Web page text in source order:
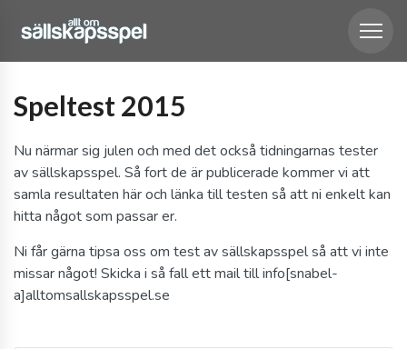
Speltest 2015
Nu närmar sig julen och med det också tidningarnas tester
av sällskapsspel. Så fort de är publicerade kommer vi att
samla resultaten här och länka till testen så att ni enkelt kan
hitta något som passar er.
Ni får gärna tipsa oss om test av sällskapsspel så att vi inte
missar något! Skicka i så fall ett mail till info[snabel-
a]alltomsallskapsspel.se